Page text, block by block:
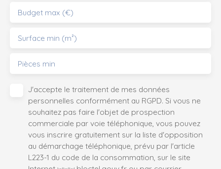
Budget max (€)
Surface min (m²)
Pièces min
J'accepte le traitement de mes données
personnelles conformément au RGPD. Si vous ne
souhaitez pas faire l'objet de prospection
commerciale par voie téléphonique, vous pouvez
vous inscrire gratuitement sur la liste d'opposition
au démarchage téléphonique, prévu par l'article
L223-1 du code de la consommation, sur le site